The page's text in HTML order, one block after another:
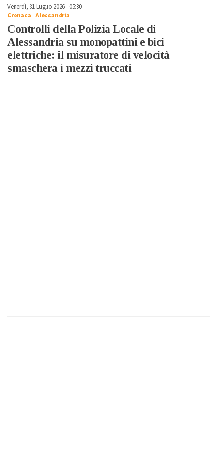
Venerdì, 31 Luglio 2026 - 05:30
Cronaca-Alessandria
Controlli della Polizia Locale di
Alessandria su monopattini e bici
elettriche: il misuratore di velocità
smaschera i mezzi truccati